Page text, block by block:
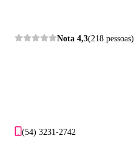
Nota 4,3(218 pessoas)
(54) 3231-2742